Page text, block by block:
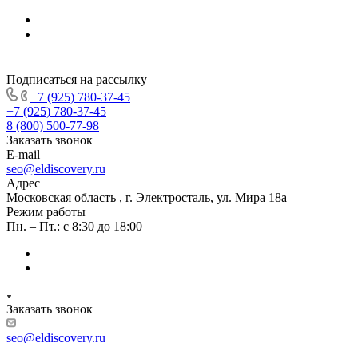
Подписаться на рассылку
+7 (925) 780-37-45
+7 (925) 780-37-45
8 (800) 500-77-98
Заказать звонок
E-mail
seo@eldiscovery.ru
Адрес
Московская область , г. Электросталь, ул. Мира 18а
Режим работы
Пн. – Пт.: с 8:30 до 18:00
Заказать звонок
seo@eldiscovery.ru